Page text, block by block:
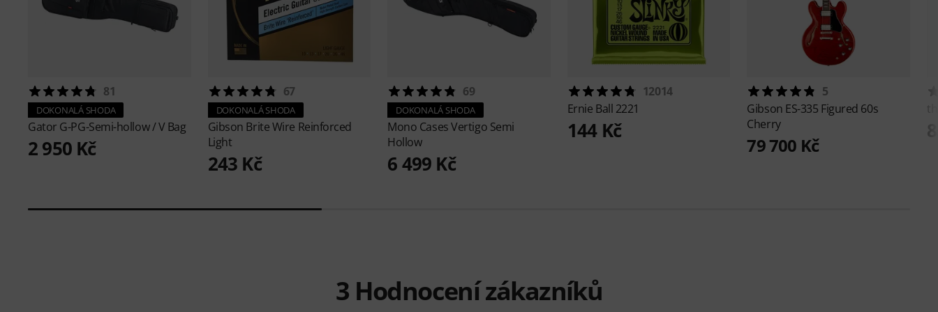
81
DOKONALÁ SHODA
Gator G-PG-Semi-hollow / V Bag
2 950 Kč
67
DOKONALÁ SHODA
Gibson Brite Wire Reinforced
Light
243 Kč
69
DOKONALÁ SHODA
Mono CasesVertigo Semi
Hollow
6 499 Kč
12014
Ernie Ball 2221
144 Kč
5
Gibson ES-335 Figured 60s
Cherry
79 700 Kč
3 Hodnocení zákazníků